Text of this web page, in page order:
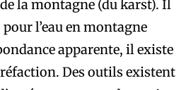
la montagne (du karst). Il
l’eau en montagne
apparente, il existe
Des outils existent